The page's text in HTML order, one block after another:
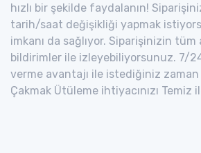
hızlı bir şekilde faydalanın!
tarih/saat değişikliği yapmak
imkanı da sağlıyor. Siparişinizin tüm
bildirimler ile izleyebiliyorsunuz. 7/
verme avantajı ile istediğiniz zaman
Çakmak Ütüleme ihtiyacınızı Temiz